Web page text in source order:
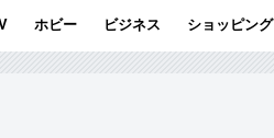
ホビー ビジネス ショッピング